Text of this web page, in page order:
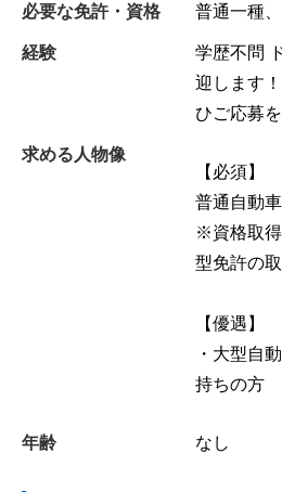
必要な免許・資格 普通一種
経験
学歴不問
迎します
ひご応募
求める人物像
【必須】
普通自動
※資格取
型免許の
【優遇】
・大型自
持ちの方
年齢 なし